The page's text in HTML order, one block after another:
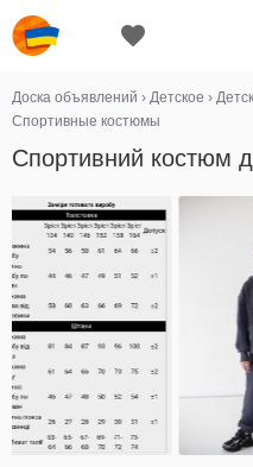
Доска объявлений › Детское ›
Спортивные костюмы
Спортивний костюм